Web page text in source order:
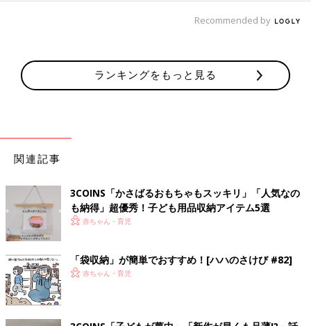
Recommended by
ランキングをもっと見る
関連記事
3COINS「かさばるおもちゃもスッキリ」「人気なの
も納得」超優秀！子ども用品収納アイテム5選
赤ちゃん・育児
「袋収納」が簡単でおすすめ！[ハハのさけび #82]
赤ちゃん・育児